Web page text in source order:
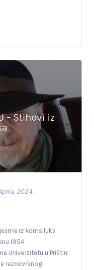
– Stihovi iz
2024
iz komšiluka
1954.
Univerzitetu u Prištini
raznovrsnog